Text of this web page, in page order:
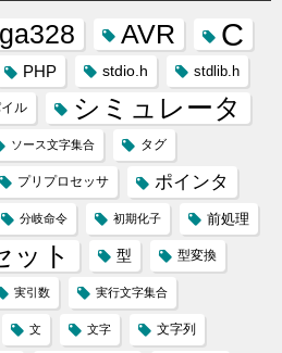
AVR C
PHP stdio.h stdlib.h
ル シミュレータ
ソース文字集合 タグ
プリプロセッサ ポインタ
分岐命令 初期化子 前処理
ット 型 型変換
実引数 実行文字集合
文 文字 文字列